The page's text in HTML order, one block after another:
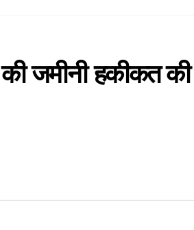
जमीनी हकीकत की